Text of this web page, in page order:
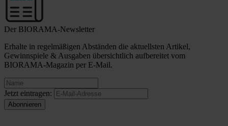
Der BIORAMA-Newsletter
Erhalte in regelmäßigen Abständen die aktuellsten Artikel,
Gewinnspiele & Ausgaben übersichtlich aufbereitet vom
BIORAMA-Magazin per E-Mail.
Jetzt eintragen: